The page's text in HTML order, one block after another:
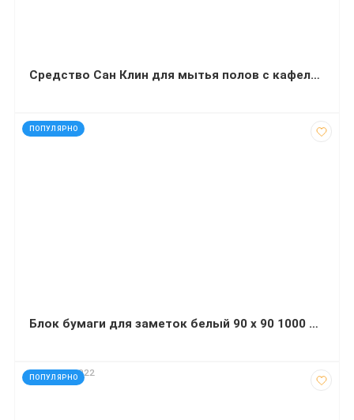
Cредство Сан Клин для мытья полов с кафельным покрытием (5 килограмм)
ПОПУЛЯРНО
код: 92539
Блок бумаги для заметок белый 90 х 90 1000 листов не проклееный
ПОПУЛЯРНО
код: 32690022